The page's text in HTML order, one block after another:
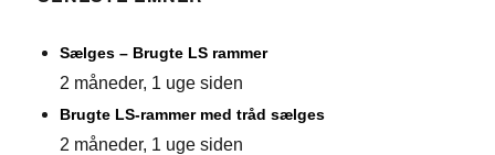
Sælges – Brugte LS rammer
2 måneder, 1 uge siden
Brugte LS-rammer med tråd sælges
2 måneder, 1 uge siden